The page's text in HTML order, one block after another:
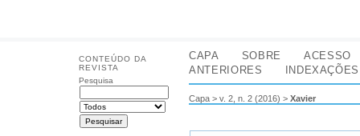
CONTEÚDO DA
REVISTA
Pesquisa
CAPA SOBRE
ACESSO
ANTERIORES
INDEXAÇÕES
Capa >v. 2, n. 2 (2016) >Xavier